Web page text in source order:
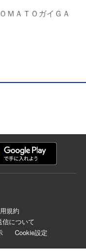
ＭＡＴＯガイＧＡ
規約
信について
Cookie設定